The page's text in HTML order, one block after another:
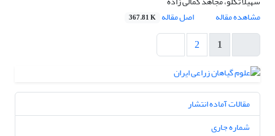
مشاهده مقاله
اصل مقاله 367.81 K
1
2
مقالات آماده انتشار
شماره جاری